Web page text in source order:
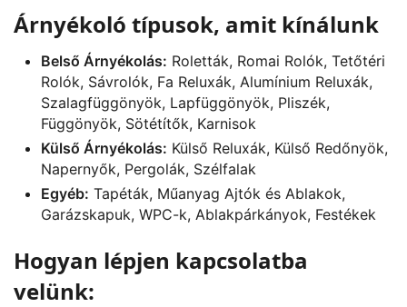
Árnyékoló típusok, amit kínálunk
Belső Árnyékolás: Roletták, Romai Rolók, Tetőtéri
Rolók, Sávrolók, Fa Reluxák, Alumínium Reluxák,
Szalagfüggönyök, Lapfüggönyök, Pliszék,
Függönyök, Sötétítők, Karnisok
Külső Árnyékolás: Külső Reluxák, Külső Redőnyök,
Napernyők, Pergolák, Szélfalak
Egyéb: Tapéták, Műanyag Ajtók és Ablakok,
Garázskapuk, WPC-k, Ablakpárkányok, Festékek
Hogyan lépjen kapcsolatba
velünk: